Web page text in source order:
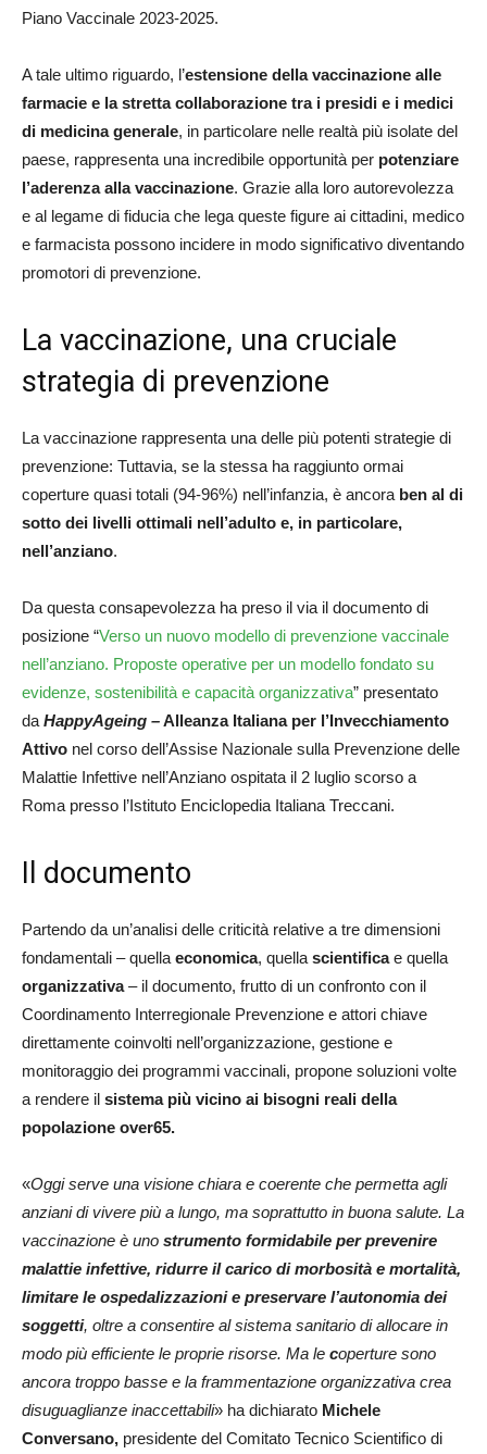
Piano Vaccinale 2023-2025.
A tale ultimo riguardo, l’estensione della vaccinazione alle
farmacie e la stretta collaborazione tra i presidi e i medici
di medicina generale, in particolare nelle realtà più isolate del
paese, rappresenta una incredibile opportunità per potenziare
l’aderenza alla vaccinazione. Grazie alla loro autorevolezza
e al legame di fiducia che lega queste figure ai cittadini, medico
e farmacista possono incidere in modo significativo diventando
promotori di prevenzione.
La vaccinazione, una cruciale
strategia di prevenzione
La vaccinazione rappresenta una delle più potenti strategie di
prevenzione: Tuttavia, se la stessa ha raggiunto ormai
coperture quasi totali (94-96%) nell’infanzia, è ancora ben al di
sotto dei livelli ottimali nell’adulto e, in particolare,
nell’anziano.
Da questa consapevolezza ha preso il via il documento di
posizione “Verso un nuovo modello di prevenzione vaccinale
nell’anziano. Proposte operative per un modello fondato su
evidenze, sostenibilità e capacità organizzativa” presentato
da HappyAgeing –Alleanza Italiana per l’Invecchiamento
Attivo nel corso dell’Assise Nazionale sulla Prevenzione delle
Malattie Infettive nell’Anziano ospitata il 2 luglio scorso a
Roma presso l’Istituto Enciclopedia Italiana Treccani.
Il documento
Partendo da un’analisi delle criticità relative a tre dimensioni
fondamentali – quella economica, quella scientificae quella
organizzativa– il documento, frutto di un confronto con il
Coordinamento Interregionale Prevenzione e attori chiave
direttamente coinvolti nell’organizzazione, gestione e
monitoraggio dei programmi vaccinali, propone soluzioni volte
a rendere il sistema più vicino ai bisogni reali della
popolazione over65.
«Oggi serve una visione chiara e coerente che permetta agli
anziani di vivere più a lungo, ma soprattutto in buona salute. La
vaccinazione è uno strumento formidabile per prevenire
malattie infettive, ridurre il carico di morbosità e mortalità,
limitare le ospedalizzazioni e preservare l’autonomia dei
soggetti, oltre a consentire al sistema sanitario di allocare in
modo più efficiente le proprie risorse. Ma le coperture sono
ancora troppo basse e la frammentazione organizzativa crea
disuguaglianze inaccettabili» ha dichiarato Michele
Conversano, presidente del Comitato Tecnico Scientifico di